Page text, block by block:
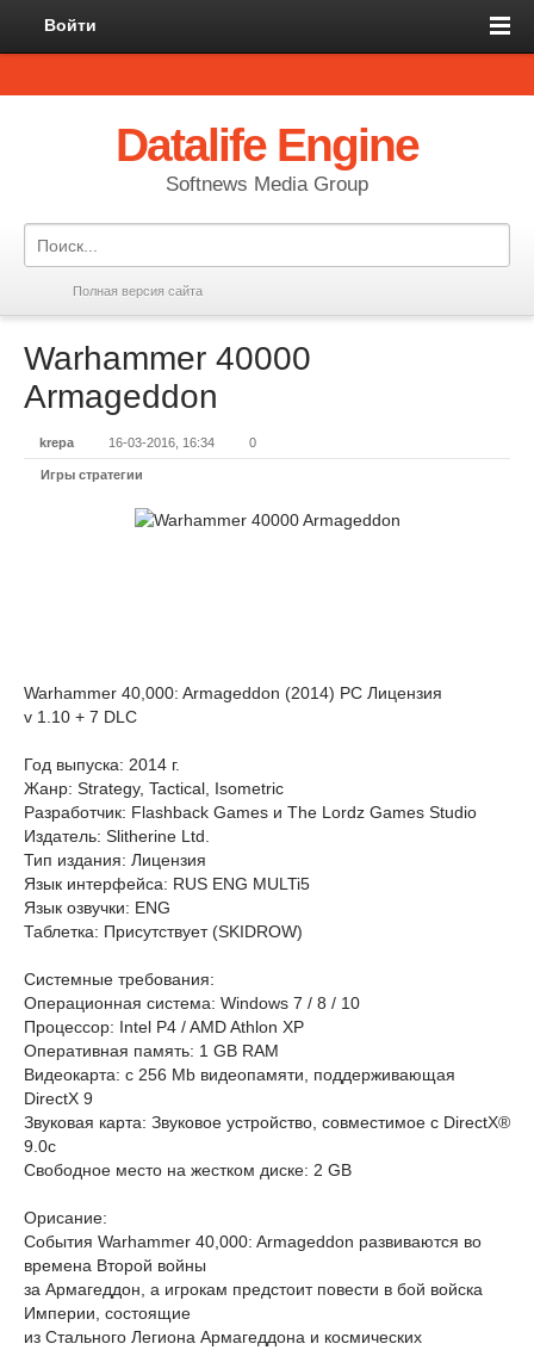
Войти
Datalife Engine
Softnews Media Group
Полная версия сайта
Warhammer 40000
Armageddon
krepa 16-03-2016, 16:34 0
Игры стратегии
Warhammer 40,000: Armageddon (2014) PC Лицензия
v 1.10 + 7 DLC
Год выпуска: 2014 г.
Жанр: Strategy, Tactical, Isometric
Разработчик: Flashback Games и The Lordz Games Studio
Издатель: Slitherine Ltd.
Тип издания: Лицензия
Язык интерфейса: RUS ENG MULTi5
Язык озвучки: ENG
Таблетка: Присутствует (SKIDROW)
Системные требования:
Операционная система: Windows 7 / 8 / 10
Процессор: Intel P4 / AMD Athlon XP
Оперативная память: 1 GB RAM
Видеокарта: с 256 Mb видеопамяти, поддерживающая
DirectX 9
Звуковая карта: Звуковое устройство, совместимое с DirectX®
9.0с
Свободное место на жестком диске: 2 GB
Орисание:
События Warhammer 40,000: Armageddon развиваются во
времена Второй войны
за Армагеддон, а игрокам предстоит повести в бой войска
Империи, состоящие
из Стального Легиона Армагеддона и космических